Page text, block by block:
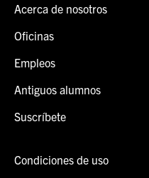
Acerca de nosotros
Oficinas
Empleos
Antiguos alumnos
Suscríbete
Condiciones de uso